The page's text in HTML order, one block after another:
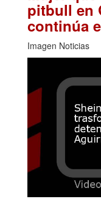
pitbull en
continúa
Imagen Noticias